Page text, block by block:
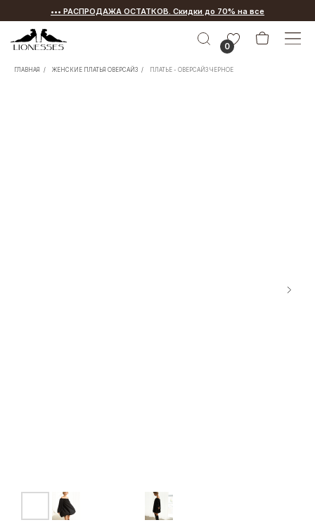
••• РАСПРОДАЖА ОСТАТКОВ. Скидки до 70% на все
•••
0
ГЛАВНАЯ / ЖЕНСКИЕ ПЛАТЬЯ ОВЕРСАЙЗ / ПЛАТЬЕ - ОВЕРСАЙЗ ЧЕРНОЕ